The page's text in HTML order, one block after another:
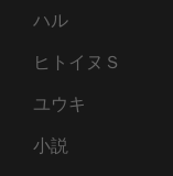
ハル
ヒトイヌＳ
ユウキ
小説